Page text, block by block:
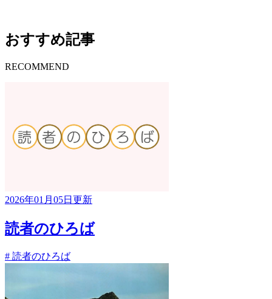
おすすめ記事
RECOMMEND
2026年01月05日更新
読者のひろば
# 読者のひろば